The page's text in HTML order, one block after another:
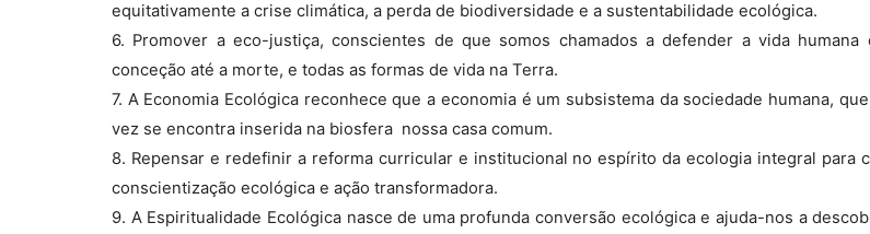
equitativamente a crise climática, a perda de biodiversidade e a sustentabilidade ecológica.
6. Promover a eco-justiça, conscientes de que somos chamados a defender a vida humana
conceção até a morte, e todas as formas de vida na Terra.
7. A Economia Ecológica reconhece que a economia é um subsistema da sociedade humana,
vez se encontra inserida na biosfera  nossa casa comum.
8. Repensar e redefinir a reforma curricular e institucional no espírito da ecologia integral para
conscientização ecológica e ação transformadora.
9. A Espiritualidade Ecológica nasce de uma profunda conversão ecológica e ajuda-nos a